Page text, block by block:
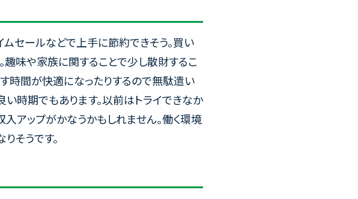
セールなどで上手に節約できそう。買い
味や家族に関することで少し散財するこ
時間が快適になったりするので無駄遣い
時期でもあります。以前はトライできなか
アップがかなうかもしれません。働く環境
そうです。